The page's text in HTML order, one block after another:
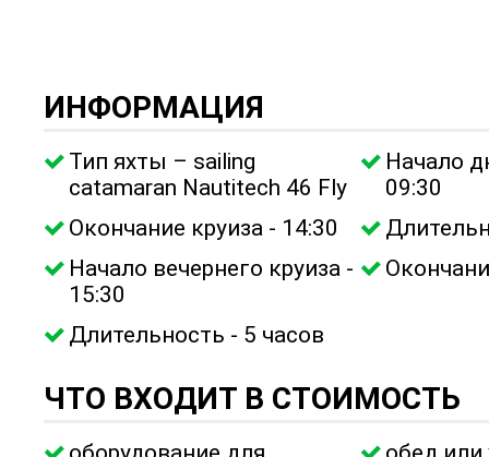
ИНФОРМАЦИЯ
Тип яхты – sailing
catamaran Nautitech 46 Fly
Начало
09:30
Окончание круиза - 14:30
Начало вечернего круиза -
15:30
Длительность - 5 часов
ЧТО ВХОДИТ В СТОИМОСТЬ